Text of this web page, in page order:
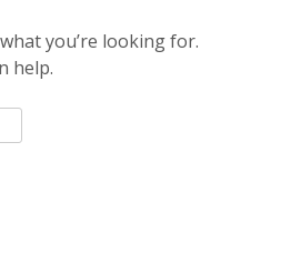
you’re looking for.
help.